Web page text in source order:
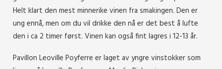
Helt klart den mest minnerike vinen fra smakingen. Den er
ung ennå, men om du vil drikke den nå er det best å lufte
den i ca 2 timer først. Vinen kan også fint lagres i 12-13 år.
Pavillon Leoville Poyferre er laget av yngre vinstokker som